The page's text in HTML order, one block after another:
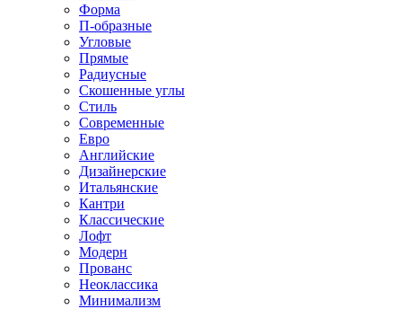
Форма
П-образные
Угловые
Прямые
Радиусные
Скошенные углы
Стиль
Современные
Евро
Английские
Дизайнерские
Итальянские
Кантри
Классические
Лофт
Модерн
Прованс
Неоклассика
Минимализм